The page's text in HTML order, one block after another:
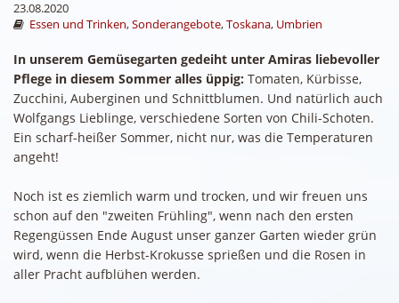
23.08.2020
Essen und Trinken,Sonderangebote,Toskana, Umbrien
In unserem Gemüsegarten gedeiht unter Amiras liebevoller
Pflege in diesem Sommer alles üppig: Tomaten, Kürbisse,
Zucchini, Auberginen und Schnittblumen. Und natürlich auch
Wolfgangs Lieblinge, verschiedene Sorten von Chili-Schoten.
Ein scharf-heißer Sommer, nicht nur, was die Temperaturen
angeht!
Noch ist es ziemlich warm und trocken, und wir freuen uns
schon auf den "zweiten Frühling", wenn nach den ersten
Regengüssen Ende August unser ganzer Garten wieder grün
wird, wenn die Herbst-Krokusse sprießen und die Rosen in
aller Pracht aufblühen werden.